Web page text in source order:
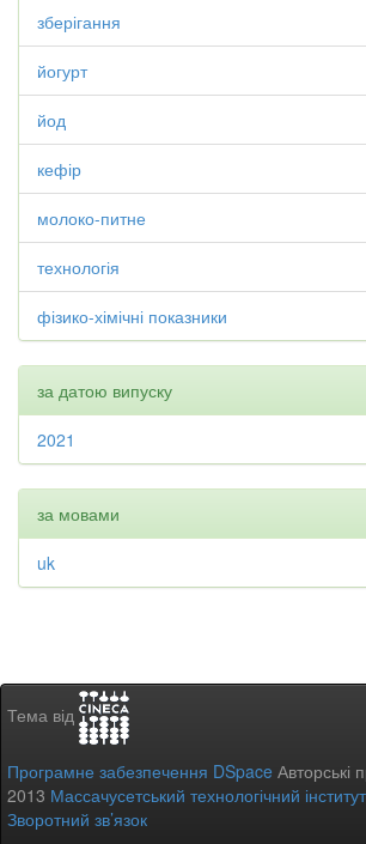
зберігання
йогурт
йод
кефір
молоко-питне
технологія
фізико-хімічні показники
за датою випуску
2021
за мовами
uk
Тема від
Програмне забезпечення DSpace Авторські
2013 Массачусетський технологічний інститут
Зворотний зв’язок